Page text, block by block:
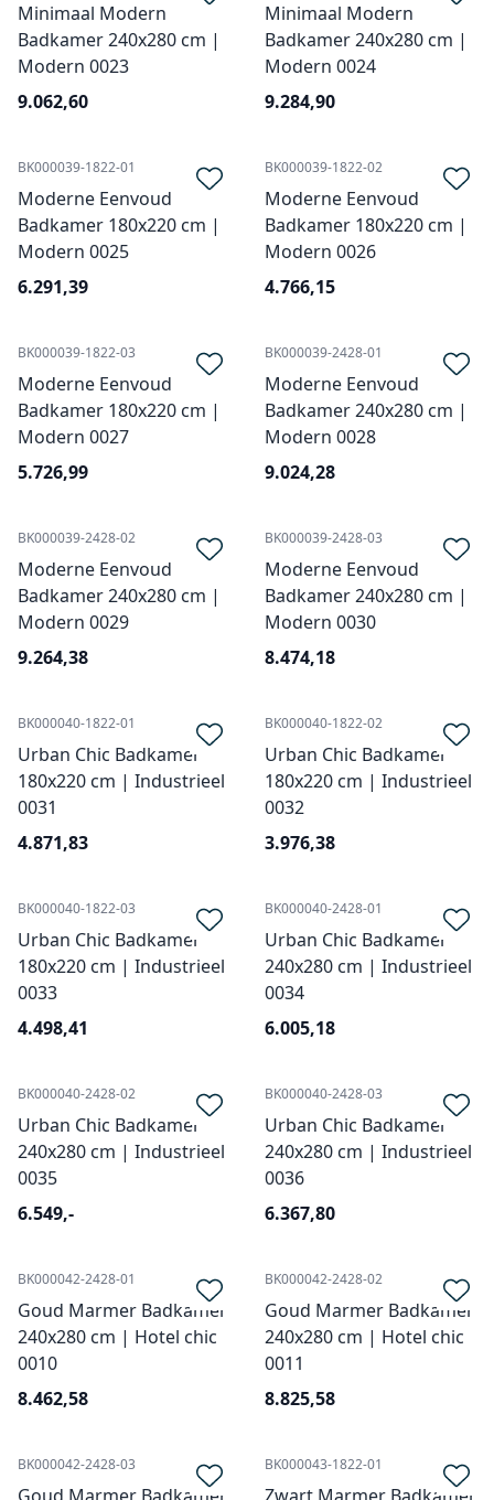
Minimaal Modern
Badkamer 240x280 cm |
Modern 0023
9.062,60
Minimaal Modern
Badkamer 240x280 cm |
Modern 0024
9.284,90
BK000039-1822-01
Moderne Eenvoud
Badkamer 180x220 cm |
Modern 0025
6.291,39
BK000039-1822-02
Moderne Eenvoud
Badkamer 180x220 cm |
Modern 0026
4.766,15
BK000039-1822-03
Moderne Eenvoud
Badkamer 180x220 cm |
Modern 0027
5.726,99
BK000039-2428-01
Moderne Eenvoud
Badkamer 240x280 cm |
Modern 0028
9.024,28
BK000039-2428-02
Moderne Eenvoud
Badkamer 240x280 cm |
Modern 0029
9.264,38
BK000039-2428-03
Moderne Eenvoud
Badkamer 240x280 cm |
Modern 0030
8.474,18
BK000040-1822-01
Urban Chic Badkamer
180x220 cm | Industrieel
0031
4.871,83
BK000040-1822-02
Urban Chic Badkamer
180x220 cm | Industrieel
0032
3.976,38
BK000040-1822-03
Urban Chic Badkamer
180x220 cm | Industrieel
0033
4.498,41
BK000040-2428-01
Urban Chic Badkamer
240x280 cm | Industrieel
0034
6.005,18
BK000040-2428-02
Urban Chic Badkamer
240x280 cm | Industrieel
0035
6.549,-
BK000040-2428-03
Urban Chic Badkamer
240x280 cm | Industrieel
0036
6.367,80
BK000042-2428-01
Goud Marmer Badkamer
240x280 cm | Hotel chic
0010
8.462,58
BK000042-2428-02
Goud Marmer Badkamer
240x280 cm | Hotel chic
0011
8.825,58
BK000042-2428-03 BK000043-1822-01